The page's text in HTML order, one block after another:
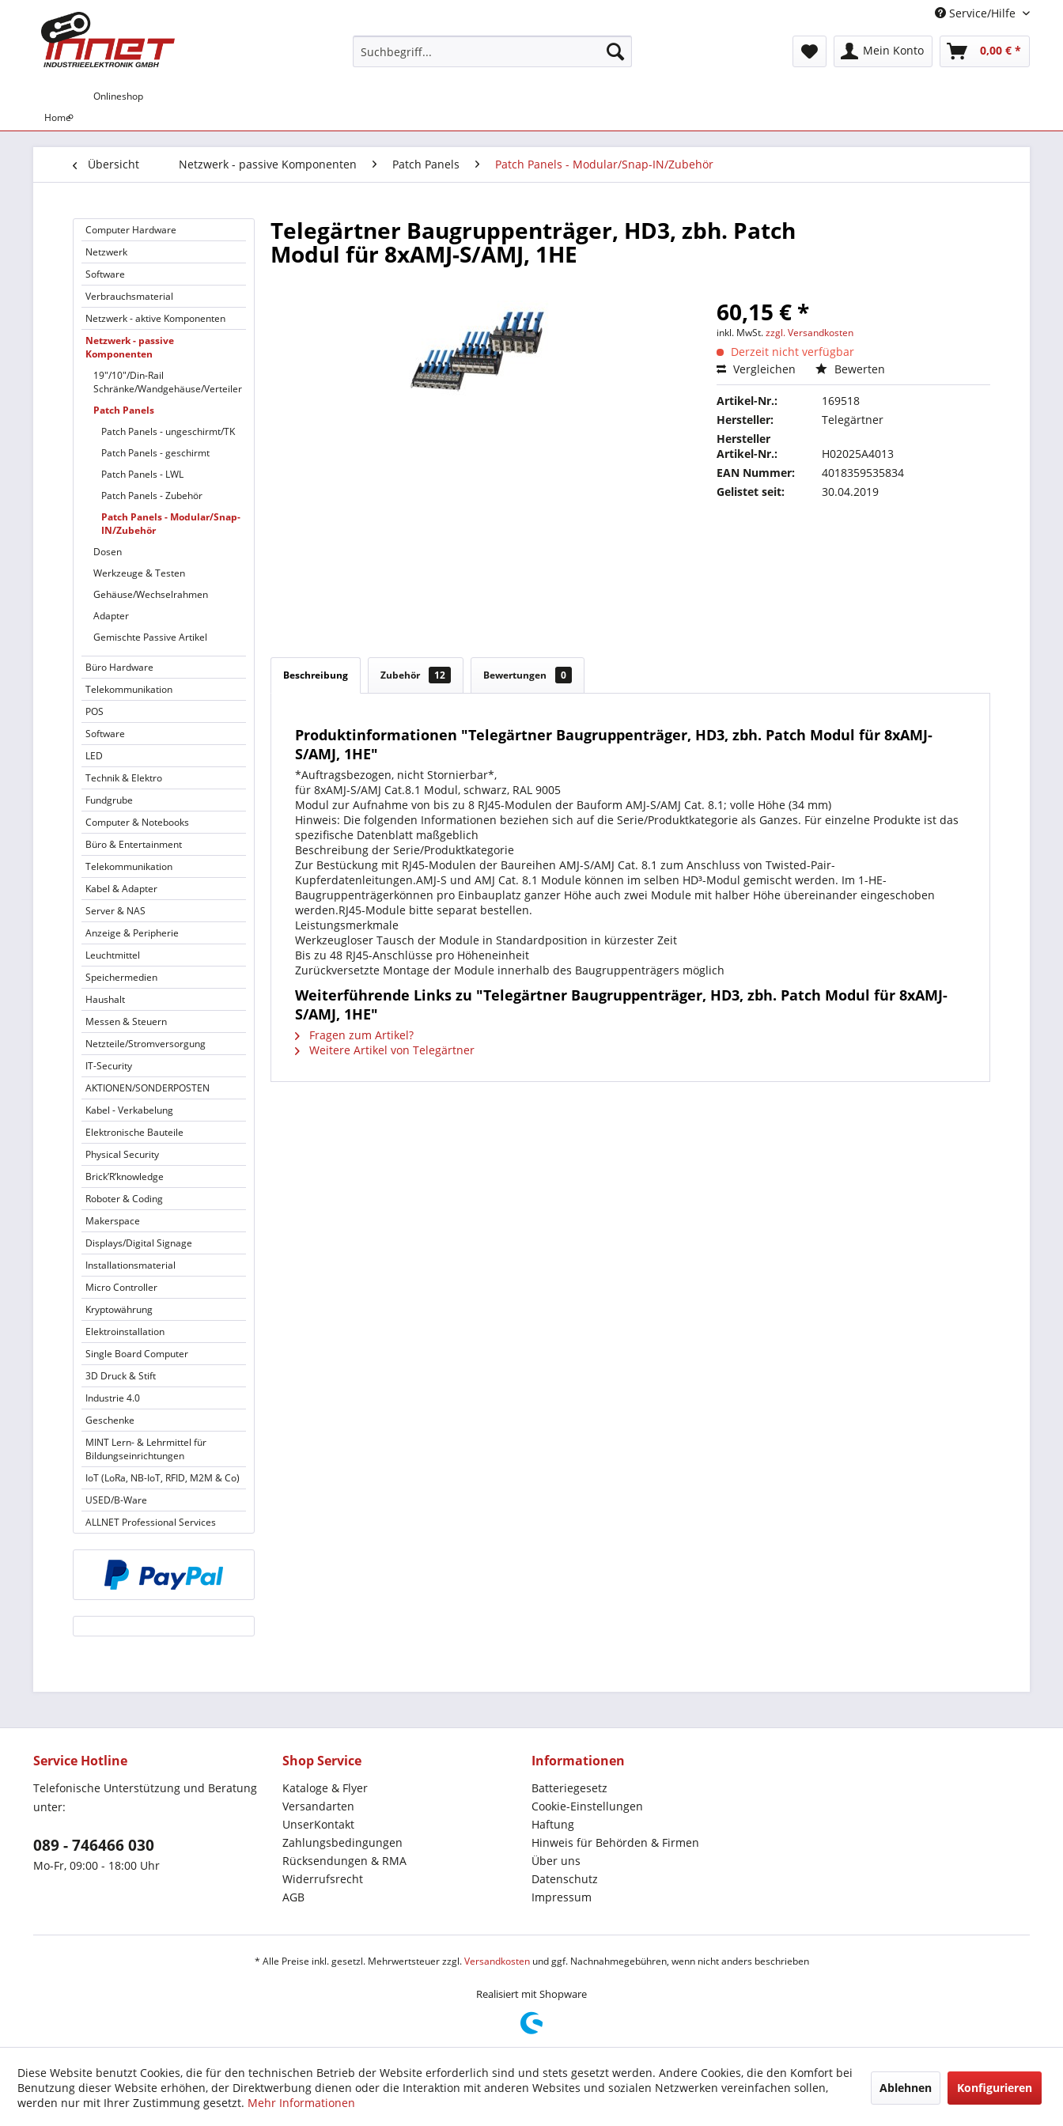
Service/Hilfe
Mein Konto 0,00 € *
Home
Onlineshop
Übersicht Netzwerk - passive Komponenten Patch Panels Patch Panels - Modular/Snap-IN/Zubehör
Computer Hardware
Netzwerk
Software
Verbrauchsmaterial
Netzwerk - aktive Komponenten
Netzwerk - passive
Komponenten
19"/10"/Din-Rail
Schränke/Wandgehäuse/Verteiler
Patch Panels
Patch Panels - ungeschirmt/TK
Patch Panels - geschirmt
Patch Panels - LWL
Patch Panels - Zubehör
Patch Panels - Modular/Snap-
IN/Zubehör
Dosen
Werkzeuge & Testen
Gehäuse/Wechselrahmen
Adapter
Gemischte Passive Artikel
Büro Hardware
Telekommunikation
POS
Software
LED
Technik & Elektro
Fundgrube
Computer & Notebooks
Büro & Entertainment
Telekommunikation
Kabel & Adapter
Server & NAS
Anzeige & Peripherie
Leuchtmittel
Speichermedien
Haushalt
Messen & Steuern
Netzteile/Stromversorgung
IT-Security
AKTIONEN/SONDERPOSTEN
Kabel - Verkabelung
Elektronische Bauteile
Physical Security
Brick’R’knowledge
Roboter & Coding
Makerspace
Displays/Digital Signage
Installationsmaterial
Micro Controller
Kryptowährung
Elektroinstallation
Single Board Computer
3D Druck & Stift
Industrie 4.0
Geschenke
MINT Lern- & Lehrmittel für
Bildungseinrichtungen
IoT (LoRa, NB-IoT, RFID, M2M & Co)
USED/B-Ware
ALLNET Professional Services
Telegärtner Baugruppenträger, HD3, zbh. Patch
Modul für 8xAMJ-S/AMJ, 1HE
60,15 € *
inkl. MwSt.zzgl. Versandkosten
Derzeit nicht verfügbar
Vergleichen
Bewerten
Artikel-Nr.:
169518
Hersteller:
Telegärtner
Hersteller
Artikel-Nr.:
H02025A4013
EAN Nummer:
4018359535834
Gelistet seit:
30.04.2019
Beschreibung Zubehör 12 Bewertungen 0
Produktinformationen "Telegärtner Baugruppenträger, HD3, zbh. Patch Modul für 8xAMJ-
S/AMJ, 1HE"
*Auftragsbezogen, nicht Stornierbar*,
für 8xAMJ-S/AMJ Cat.8.1 Modul, schwarz, RAL 9005
Modul zur Aufnahme von bis zu 8 RJ45-Modulen der Bauform AMJ-S/AMJ Cat. 8.1; volle Höhe (34 mm)
Hinweis: Die folgenden Informationen beziehen sich auf die Serie/Produktkategorie als Ganzes. Für einzelne Produkte ist das
spezifische Datenblatt maßgeblich
Beschreibung der Serie/Produktkategorie
Zur Bestückung mit RJ45-Modulen der Baureihen AMJ-S/AMJ Cat. 8.1 zum Anschluss von Twisted-Pair-
Kupferdatenleitungen.AMJ-S und AMJ Cat. 8.1 Module können im selben HD³-Modul gemischt werden. Im 1-HE-
Baugruppenträgerkönnen pro Einbauplatz ganzer Höhe auch zwei Module mit halber Höhe übereinander eingeschoben
werden.RJ45-Module bitte separat bestellen.
Leistungsmerkmale
Werkzeugloser Tausch der Module in Standardposition in kürzester Zeit
Bis zu 48 RJ45-Anschlüsse pro Höheneinheit
Zurückversetzte Montage der Module innerhalb des Baugruppenträgers möglich
Weiterführende Links zu "Telegärtner Baugruppenträger, HD3, zbh. Patch Modul für 8xAMJ-
S/AMJ, 1HE"
Fragen zum Artikel?
Weitere Artikel von Telegärtner
Service Hotline
Telefonische Unterstützung und Beratung
unter:
089 - 746466 030
Mo-Fr, 09:00 - 18:00 Uhr
Shop Service
Kataloge & Flyer
Versandarten
UnserKontakt
Zahlungsbedingungen
Rücksendungen & RMA
Widerrufsrecht
AGB
Informationen
Batteriegesetz
Cookie-Einstellungen
Haftung
Hinweis für Behörden & Firmen
Über uns
Datenschutz
Impressum
* Alle Preise inkl. gesetzl. Mehrwertsteuer zzgl.Versandkostenund ggf. Nachnahmegebühren, wenn nicht anders beschrieben
Realisiert mit Shopware
Diese Website benutzt Cookies, die für den technischen Betrieb der Website erforderlich sind und stets gesetzt werden. Andere Cookies, die den Komfort bei
Benutzung dieser Website erhöhen, der Direktwerbung dienen oder die Interaktion mit anderen Websites und sozialen Netzwerken vereinfachen sollen,
werden nur mit Ihrer Zustimmung gesetzt. Mehr Informationen
Ablehnen Konfigurieren